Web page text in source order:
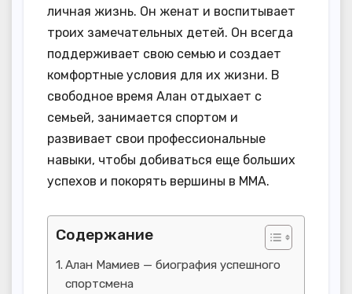
личная жизнь. Он женат и воспитывает
троих замечательных детей. Он всегда
поддерживает свою семью и создает
комфортные условия для их жизни. В
свободное время Алан отдыхает с
семьей, занимается спортом и
развивает свои профессиональные
навыки, чтобы добиваться еще больших
успехов и покорять вершины в ММА.
Содержание
Алан Мамиев — биография успешного
спортсмена